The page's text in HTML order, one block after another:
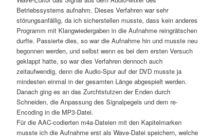
Betriebssystems aufnahm. Dieses Verfahren war sehr
störungsanfällig, da ich sicherstellen musste, dass kein anderes
Programm mit Klangwiedergaben in die Aufnahme reingrätschen
durfte. Passierte dies, so war die Aufnahme hin und musste neu
begonnen werden, und selbst wenn es bei dem ersten Versuch
geklappt hatte, so war dies Verfahren dennoch auch
zeitaufwendig, denn die Audio-Spur auf der DVD musste ja
mindesten einmal in der gesamten Länge abgespielt werden.
Danach ging es an das Zurchtstutzen der Enden durch
Schneiden, die Anpassung des Signalpegels und dem re-
Encoding in die MP3-Datei.
Für die AAC-codierten m4a-Dateien mit den Kapitelmarken
musste ich die Aufnahme erst als Wave-Datei speichern, welche